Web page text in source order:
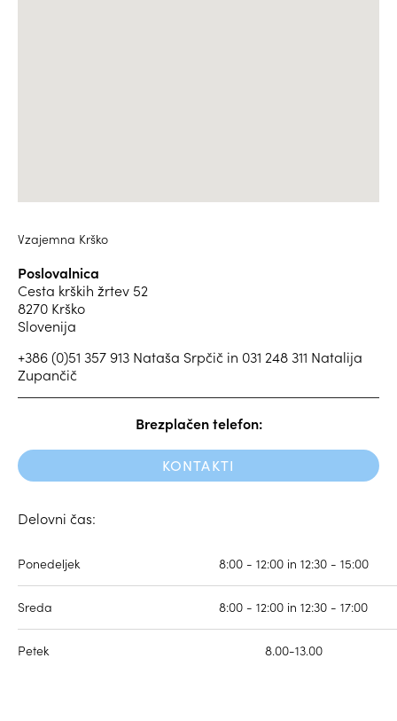
Vzajemna Krško
Poslovalnica
Cesta krških žrtev 52
8270 Krško
Slovenija
+386 (0)51 357 913 Nataša Srpčič in 031 248 311 Natalija
Zupančič
Brezplačen telefon:
KONTAKTI
Delovni čas:
Ponedeljek 8:00 - 12:00 in 12:30 - 15:00
Sreda 8:00 - 12:00 in 12:30 - 17:00
Petek 8.00-13.00